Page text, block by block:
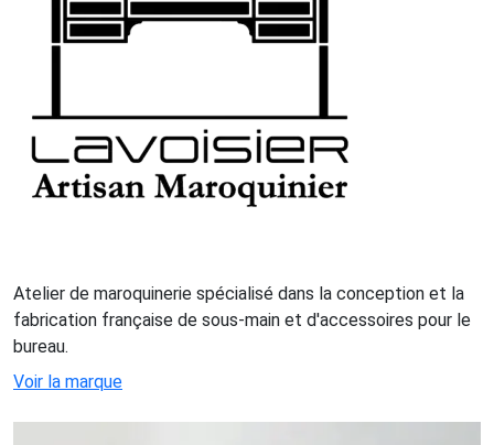
Atelier de maroquinerie spécialisé dans la conception et la
fabrication française de sous-main et d'accessoires pour le
bureau.
Voir la marque